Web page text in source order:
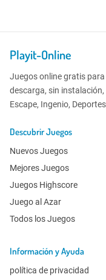
Playit-Online
Juegos online gratis
descarga, sin
Escape, Ingenio,
Descubrir Juegos
Nuevos Juegos
Mejores Juegos
Juegos Highscore
Juego al Azar
Todos los Juegos
Información y Ayuda
política de privacidad